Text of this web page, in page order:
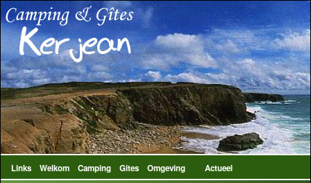
Links Welkom Camping Gites Omgeving Actueel